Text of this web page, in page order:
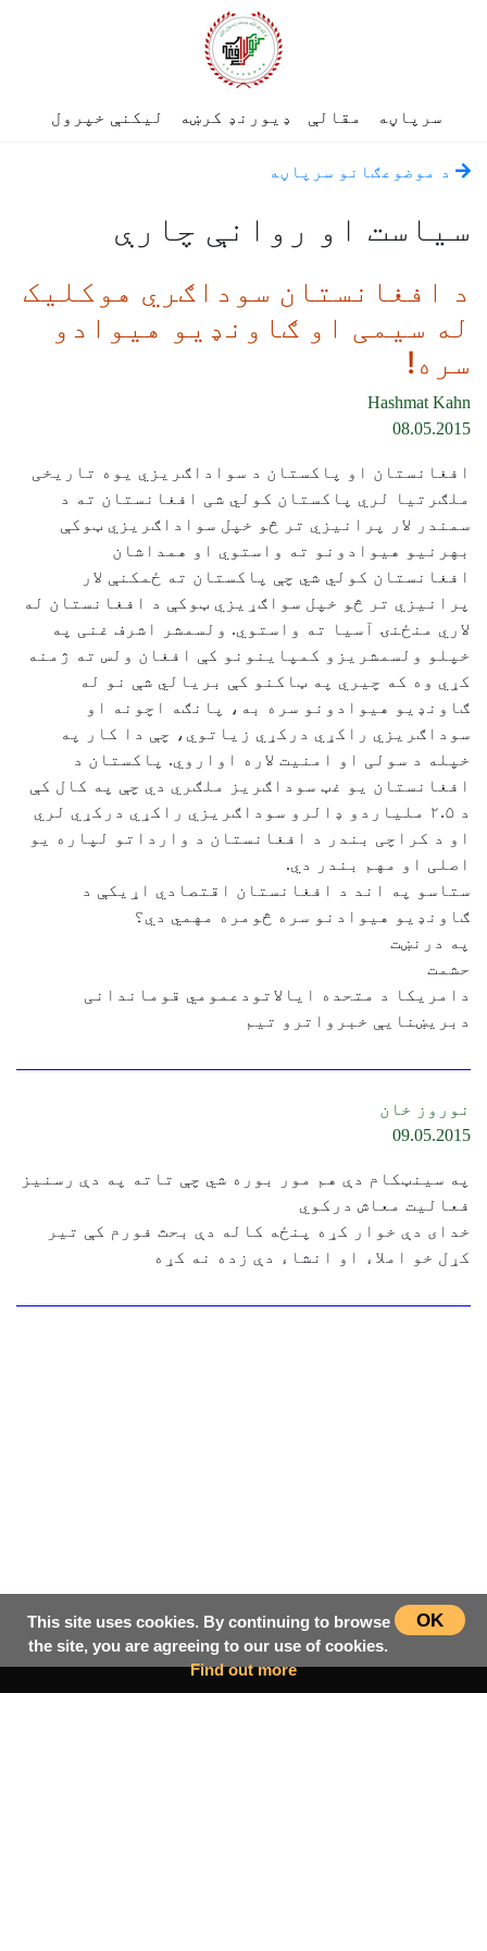
سرپاڼه مقالې ډیورنډ کرښه لیکنې خپرول
د موضوعګانو سرپاڼه
سياست او روانې چارې
د افغانستان سوداګري هوکلیک
له سیمی او ګاونډیو هیوادو
سره!
Hashmat Kahn
08.05.2015
افغانستان او پاکستان د سواداګريزي یوه تاریخی
ملګرتیا لري پاکستان کولي شی افغانستان ته د
سمندر لار پرانیزي تر څو خپل سواداګریزي ټوکې
بهرنیو هیوادونو ته واستوي او همداشان
افغانستان کولي شي چې پاکستان ته ځمکنې لار
پرانیزي تر څو خپل سواګړیزي ټوکې د افغانستان له
لاري منځنۍ آسیا ته واستوي. ولسمشر اشرف غنی په
خپلو ولسمشریزو کمپاینونو کې افغان ولس ته ژمنه
کړي وه که چیري په ټاکنو کې بریالي شې نو له
ګاونډیو هیوادونو سره به، پانګه اچونه او
سوداګریزي راکړي درکړي زیاتوي، چې دا کار په
خپله د سولی او امنیت لاره اواروي. پاکستان د
افغانستان یو غټ سوداګریز ملګري دي چې په کال کې
د ۲.۵ ملیاردو ډالرو سوداګریزي راکړي درکړي لري
او د کراچی بندر د افغانستان د وارداتو لپاره یو
اصلی او مهم بندر دي.
ستاسو په اند د افغانستان اقتصادي اړيکې د
ګاونډیو هیوادنو سره څومره مهمي دي؟
په درنښت
حشمت
دامریکا د متحده ایالاتودعمومي قوماندانی
دبریښنایې خبرواترو تیم
نوروز خان
09.05.2015
په سینټکام دې هم مور بوره شي چې تاته په دې رسنیز
فعالیت معاش درکوي
خدای دې خوار کړه پنځه کاله دې بحث فورم کې تیر
کړل خو املاء او انشاء دې زده نه کړه
OK
This site uses cookies. By continuing to browse
the site, you are agreeing to our use of cookies.
Find out more